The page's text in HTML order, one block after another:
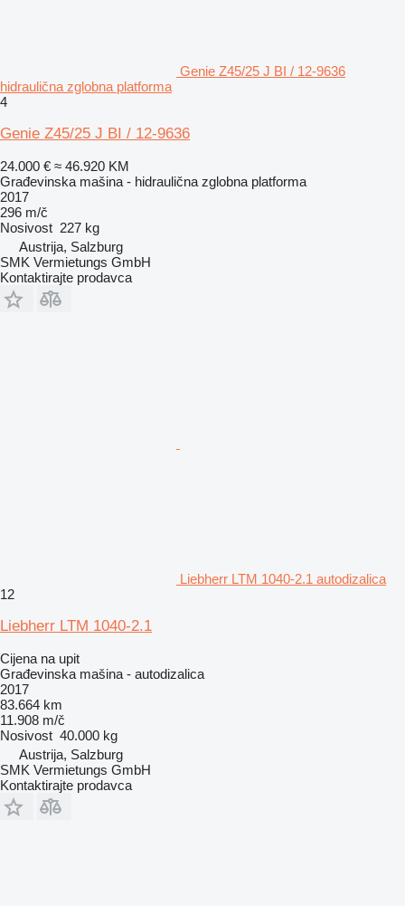
Genie Z45/25 J BI / 12-9636
hidraulična zglobna platforma
4
Genie Z45/25 J BI / 12-9636
24.000 € ≈ 46.920 KM
Građevinska mašina - hidraulična zglobna platforma
2017
296 m/č
Nosivost 227 kg
Austrija, Salzburg
SMK Vermietungs GmbH
Kontaktirajte prodavca
Liebherr LTM 1040-2.1 autodizalica
12
Liebherr LTM 1040-2.1
Cijena na upit
Građevinska mašina - autodizalica
2017
83.664 km
11.908 m/č
Nosivost 40.000 kg
Austrija, Salzburg
SMK Vermietungs GmbH
Kontaktirajte prodavca